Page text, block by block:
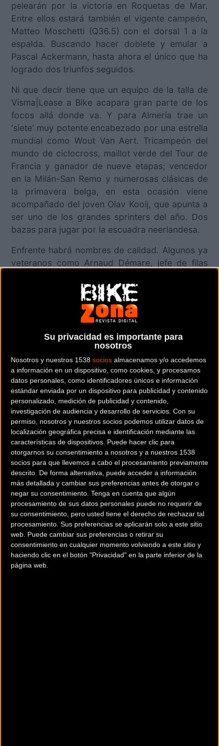
Su privacidad es importante para
nosotros
Nosotros y nuestros 1538 socios almacenamos y/o accedemos
a información en un dispositivo, como cookies, y procesamos
datos personales, como identificadores únicos e información
estándar enviada por un dispositivo para publicidad y contenido
personalizado, medición de publicidad y contenido,
investigación de audiencia y desarrollo de servicios. Con su
permiso, nosotros y nuestros socios podemos utilizar datos de
localización geográfica precisa e identificación mediante las
características de dispositivos. Puede hacer clic para
otorgarnos su consentimiento a nosotros y a nuestros 1538
socios para que llevemos a cabo el procesamiento previamente
descrito. De forma alternativa, puede acceder a información
más detallada y cambiar sus preferencias antes de otorgar o
negar su consentimiento. Tenga en cuenta que algún
procesamiento de sus datos personales puede no requerir de
su consentimiento, pero usted tiene el derecho de rechazar tal
procesamiento. Sus preferencias se aplicarán solo a este sitio
web. Puede cambiar sus preferencias o retirar su
consentimiento en cualquier momento volviendo a este sitio y
haciendo clic en el botón "Privacidad" en la parte inferior de la
página web.
pelearán por la victoria en Roquetas de Mar.
Entre ellos estará también el vigente campeón,
Matteo Moschetti (Q36.5) con el dorsal 1 a la
espalda. Buscando hacer doblete y emular a
Pascal Ackermann, hasta ahora el único que ha
logrado dos triunfos seguidos.
Ni que decir tiene que un equipo de la talla de
Visma|Lease a Bike acapara gran parte de los
focos allá donde va. Y para Almería trae un
‘siete’ muy potente encabezado por una estrella
mundial como Wout Van Aert. Tricampeón del
mundo de ciclocross, maillot verde del Tour de
Francia y ganador de nueve etapas; vencedor
en la Milán-San Remo y numerosas clásicas de
la primavera belga, en esta ocasión viene
acompañado del joven Olav Kooij, que apunta a
ser uno de los grandes sprinters del año. Dos
bazas para jugar por la escuadra neerlandesa.
Enfrente habrá nombres de calidad. Algunos ya
veteranos como Arnaud Démare, jefe de filas
el Giro, dos en el Tour, varias grandes clásicas -
otra Milán-San Remo- y un palmarés de 95
victorias le preceden. Completando la terna de
máximos favoritos, el joven prodigio belga
Arnaud De Lie. A sus 21 años, el ciclista del
Lotto-Dstny contó 10 triunfos en 2023.
No se puede menospreciar a la segunda línea
de ataque. Matteo Moschetti vuelve al frente del
Q36.5 buscando el doblete, como también
perseguirá su segunda victoria -en este caso no
consecutiva- Magnus Cort Nielsen como líder
del Uno-X. Y Jordi Meeus, hombre rápido del
Bora-Hansgrohe alemán y vencedor el año
pasado en el sprint de los Campos Elíseos de
París, también ha querido unirse a la fiesta.
Acompañado de un equipazo con hombres del
nivel de Max Schachmann, Bob Jungels o
Sergio Higuita. Por tanto, estarán en liza los tres
integrantes del podio del año pasado.
Otro equipo no tan mediático pero a tener en